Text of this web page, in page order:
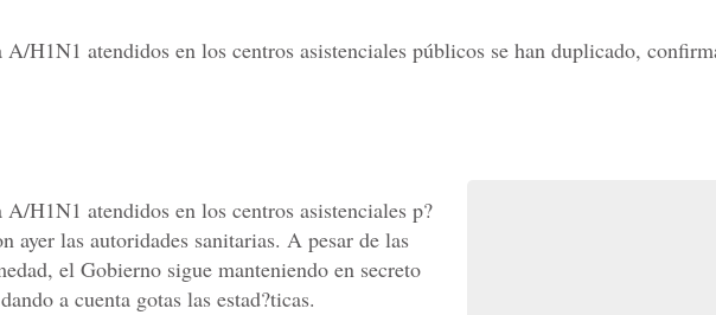
A/H1N1 atendidos en los centros asistenciales públicos se han duplicado,
A/H1N1 atendidos en los centros asistenciales p?
ayer las autoridades sanitarias. A pesar de las
el Gobierno sigue manteniendo en secreto
a cuenta gotas las estad?ticas.